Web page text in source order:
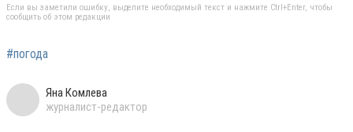
Если вы заметили ошибку, выделите необходимый текст и нажмите Ctrl+Enter, чтобы
сообщить об этом редакции
#погода
Яна Комлева
журналист-редактор